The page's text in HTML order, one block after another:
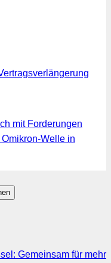
mit Forderungen
Welle in
Gemeinsam für mehr